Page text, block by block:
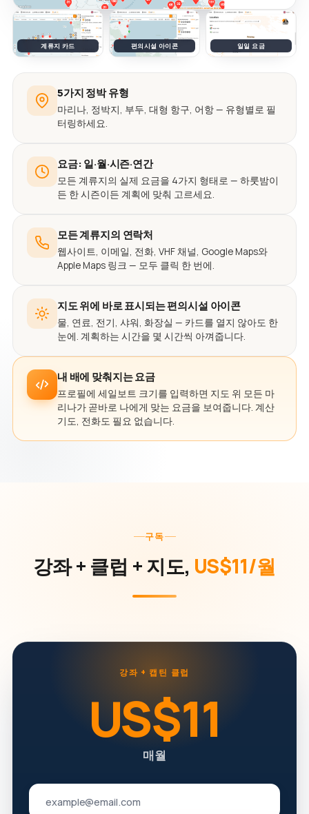
계류지 카드 편의시설 아이콘 일일 요금
5가지 정박 유형
마리나, 정박지, 부두, 대형 항구, 어항 — 유형별로 필
터링하세요.
요금: 일·월·시즌·연간
모든 계류지의 실제 요금을 4가지 형태로 — 하룻밤이
든 한 시즌이든 계획에 맞춰 고르세요.
모든 계류지의 연락처
웹사이트, 이메일, 전화, VHF 채널, Google Maps와
Apple Maps 링크 — 모두 클릭 한 번에.
지도 위에 바로 표시되는 편의시설 아이콘
물, 연료, 전기, 샤워, 화장실 — 카드를 열지 않아도 한
눈에. 계획하는 시간을 몇 시간씩 아껴줍니다.
내 배에 맞춰지는 요금
프로필에 세일보트 크기를 입력하면 지도 위 모든 마
리나가 곧바로 나에게 맞는 요금을 보여줍니다. 계산
기도, 전화도 필요 없습니다.
구독
강좌 + 클럽 + 지도, US$11/월
강좌 + 캡틴 클럽
US$11
매월